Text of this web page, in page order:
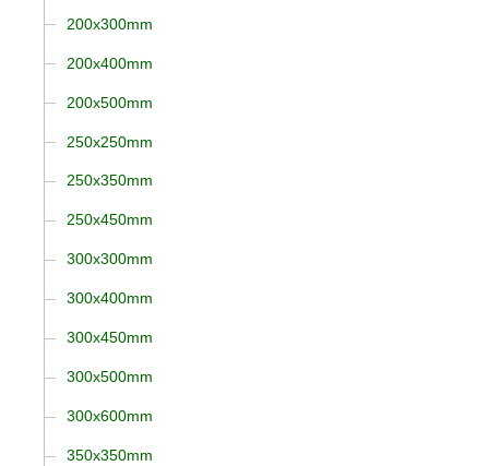
200x300mm
200x400mm
200x500mm
250x250mm
250x350mm
250x450mm
300x300mm
300x400mm
300x450mm
300x500mm
300x600mm
350x350mm